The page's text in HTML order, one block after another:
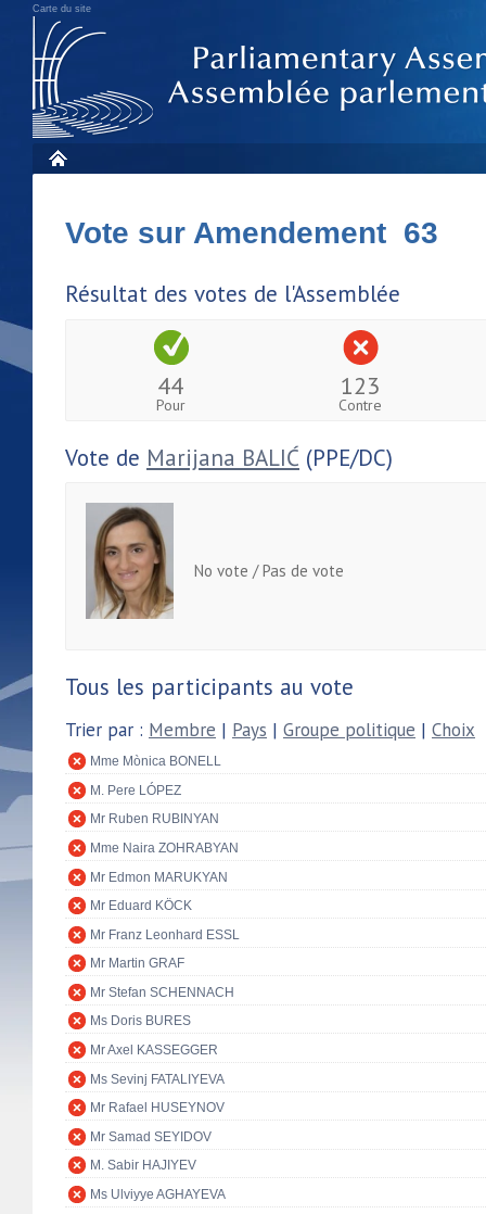
Carte du site
Vote sur Amendement 63
Résultat des votes de l'Assemblée
44
Pour
123
Contre
Vote de Marijana BALIĆ (PPE/DC)
No vote / Pas de vote
Tous les participants au vote
Trier par : Membre | Pays | Groupe politique | Choix
Mme Mònica BONELL
M. Pere LÓPEZ
Mr Ruben RUBINYAN
Mme Naira ZOHRABYAN
Mr Edmon MARUKYAN
Mr Eduard KÖCK
Mr Franz Leonhard ESSL
Mr Martin GRAF
Mr Stefan SCHENNACH
Ms Doris BURES
Mr Axel KASSEGGER
Ms Sevinj FATALIYEVA
Mr Rafael HUSEYNOV
Mr Samad SEYIDOV
M. Sabir HAJIYEV
Ms Ulviyye AGHAYEVA